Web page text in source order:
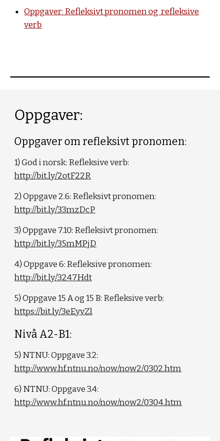
Oppgaver: Refleksivt pronomen og refleksive
verb
Oppgaver:
Oppgaver om refleksivt pronomen:
1) God i norsk: Refleksive verb:
http://bit.ly/2otF22R
2) Oppgave 2.6: Refleksivt pronomen:
http://bit.ly/33mzDcP
3) Oppgave 7.10: Refleksivt pronomen:
http://bit.ly/35mMPjD
4) Oppgave 6: Refleksive pronomen:
http://bit.ly/3247Hdt
5) Oppgave 15 A og 15 B: Refleksive verb:
https://bit.ly/3eEyvZl
Nivå A2-B1:
5) NTNU: Oppgave 3.2:
http://www.hf.ntnu.no/now/now2/0302.htm
6) NTNU: Oppgave 3.4:
http://www.hf.ntnu.no/now/now2/0304.htm